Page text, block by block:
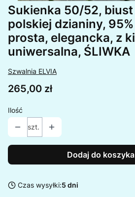
Sukienka 50/52,
polskiej dzianiny, 95%
prosta, elegancka, z
uniwersalna, ŚLIWKA
Szwalnia ELVIA
Cena
265,00 zł
Ilość
szt.
Dodaj do koszyka
Czas wysyłki:5 dni